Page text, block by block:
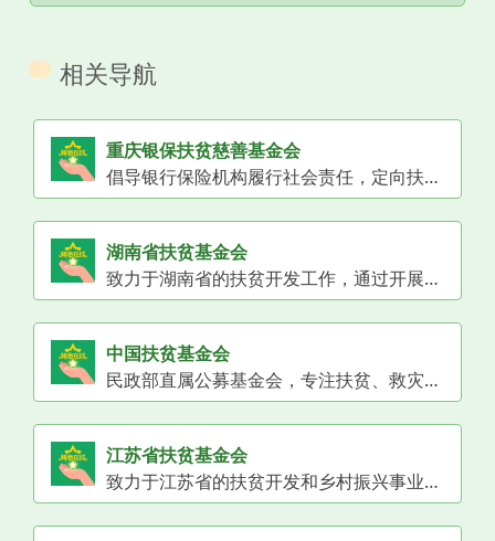
相关导航
重庆银保扶贫慈善基金会
倡导银行保险机构履行社会责任，定向扶贫济困，助力精准脱贫，推动社会公益服务。
湖南省扶贫基金会
致力于湖南省的扶贫开发工作，通过开展产业扶贫、教育扶贫、健康扶贫、金融扶贫等项目，推动贫困地区经济发展，帮助贫困群众脱贫增收。
中国扶贫基金会
民政部直属公募基金会，专注扶贫、救灾、教育等领域。
江苏省扶贫基金会
致力于江苏省的扶贫开发和乡村振兴事业，通过开展产业扶贫、就业扶贫、教育扶贫等项目，推动贫困地区经济发展，帮助贫困群众脱贫增收。